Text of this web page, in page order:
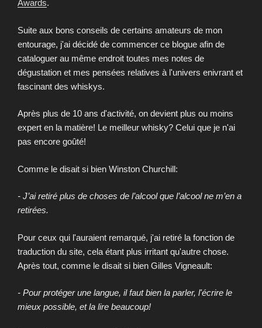
Awards.
Suite aux bons conseils de certains amateurs de mon
entourage, j'ai décidé de commencer ce blogue afin de
cataloguer au même endroit toutes mes notes de
dégustation et mes pensées relatives à l'univers enivrant et
fascinant des whiskys.
Après plus de 10 ans d'activité, on devient plus ou moins
expert en la matière! Le meilleur whisky? Celui que je n'ai
pas encore goûté!
Comme le disait si bien Winston Churchill:
- J’ai retiré plus de choses de l’alcool que l’alcool ne m’en a
retirées.
Pour ceux qui l'auraient remarqué, j'ai retiré la fonction de
traduction du site, cela étant plus irritant qu'autre chose.
Après tout, comme le disait si bien Gilles Vigneault:
- Pour protéger une langue, il faut bien la parler, l'écrire le
mieux possible, et la lire beaucoup!